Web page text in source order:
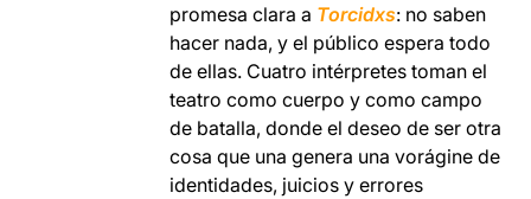
promesa clara a Torcidxs: no saben
hacer nada, y el público espera todo
de ellas. Cuatro intérpretes toman el
teatro como cuerpo y como campo
de batalla, donde el deseo de ser otra
cosa que una genera una vorágine de
identidades, juicios y errores